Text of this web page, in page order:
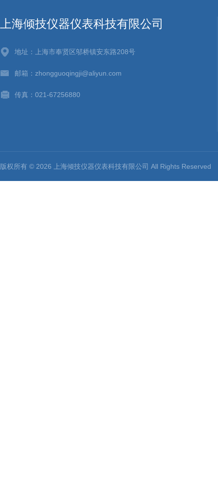
上海倾技仪器仪表科技有限公司
地址：上海市奉贤区邬桥镇安东路208号
邮箱：zhongguoqingji@aliyun.com
传真：021-67256880
版权所有 © 2026 上海倾技仪器仪表科技有限公司 All Rights